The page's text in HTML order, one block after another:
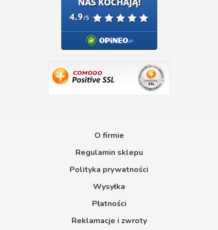
O firmie
Regulamin sklepu
Polityka prywatności
Wysyłka
Płatności
Reklamacje i zwroty